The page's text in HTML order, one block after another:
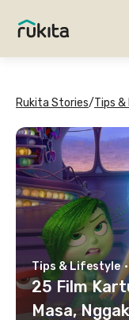
Rukita Stories/Tips
Tips & Lifestyle ·
25 Film
Masa,